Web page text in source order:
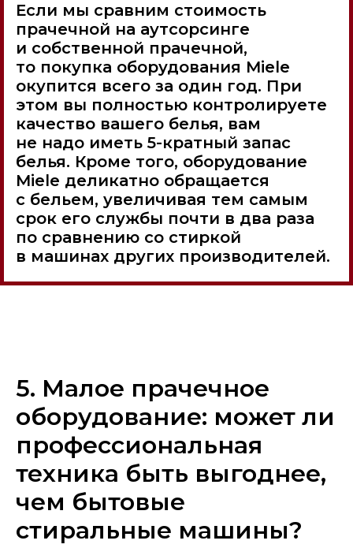
Если мы сравним стоимость
прачечной на аутсорсинге
и собственной прачечной,
то покупка оборудования Miele
окупится всего за один год. При
этом вы полностью контролируете
качество вашего белья, вам
не надо иметь 5-кратный запас
белья. Кроме того, оборудование
Miele деликатно обращается
с бельем, увеличивая тем самым
срок его службы почти в два раза
по сравнению со стиркой
в машинах других производителей.
5. Малое прачечное
оборудование: может ли
профессиональная
техника быть выгоднее,
чем бытовые
стиральные машины?